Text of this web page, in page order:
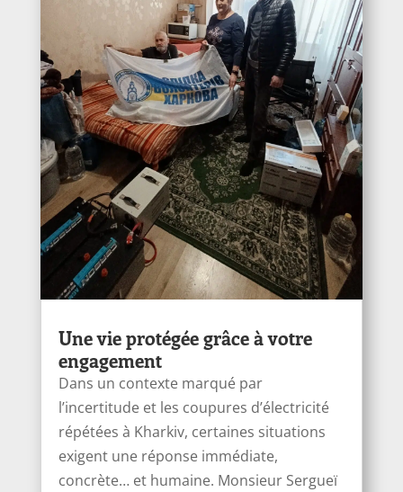
Une vie protégée grâce à votre
engagement
Dans un contexte marqué par
l’incertitude et les coupures d’électricité
répétées à Kharkiv, certaines situations
exigent une réponse immédiate,
concrète… et humaine. Monsieur Sergueï